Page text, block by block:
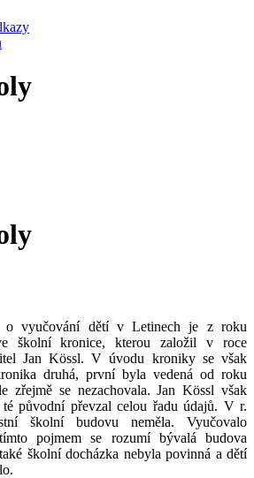
o vyučování dětí v Letinech je z roku
školní kronice, kterou založil v roce
Jan Kössl. V úvodu kroniky se však
druhá, první byla vedená od roku
zřejmě se nezachovala. Jan Kössl však
původní převzal celou řadu údajů. V r.
školní budovu neměla. Vyučovalo
pojmem se rozumí bývalá budova
školní docházka nebyla povinná a dětí